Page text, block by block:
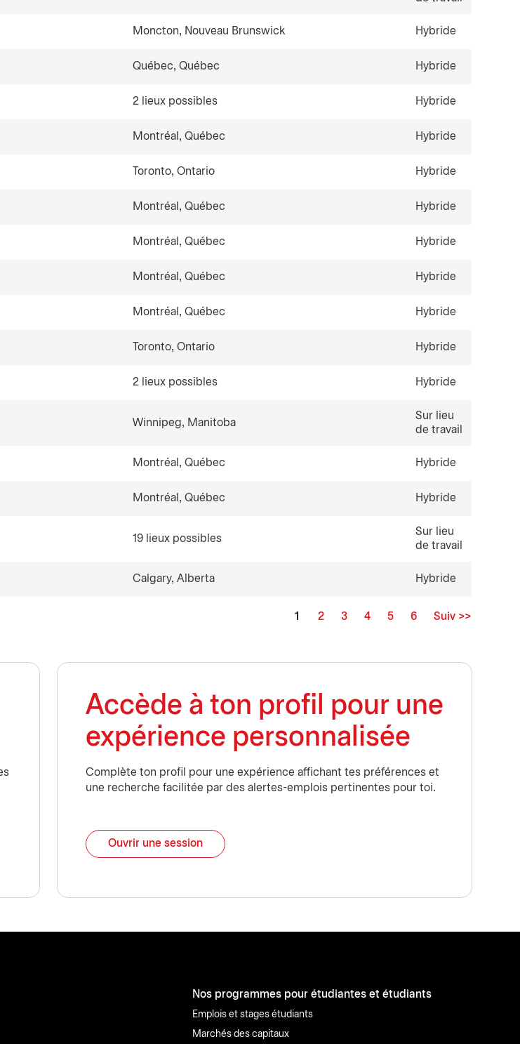
Moncton, Nouveau Brunswick Hybride
Québec, Québec Hybride
2 lieux possibles Hybride
Montréal, Québec Hybride
Toronto, Ontario Hybride
Montréal, Québec Hybride
Montréal, Québec Hybride
Montréal, Québec Hybride
Montréal, Québec Hybride
Toronto, Ontario Hybride
2 lieux possibles Hybride
Winnipeg, Manitoba
Sur lieu
de travail
Montréal, Québec Hybride
Montréal, Québec Hybride
19 lieux possibles
Sur lieu
de travail
Calgary, Alberta Hybride
Page
1 2 3 4 5 6 Suiv >>
Accède à ton profil pour une
expérience personnalisée
Complète ton profil pour une expérience affichant tes préférences et
une recherche facilitée par des alertes-emplois pertinentes pour toi.
Ouvrir une session
Nos programmes pour étudiantes et étudiants
Emplois et stages étudiants
Marchés des capitaux